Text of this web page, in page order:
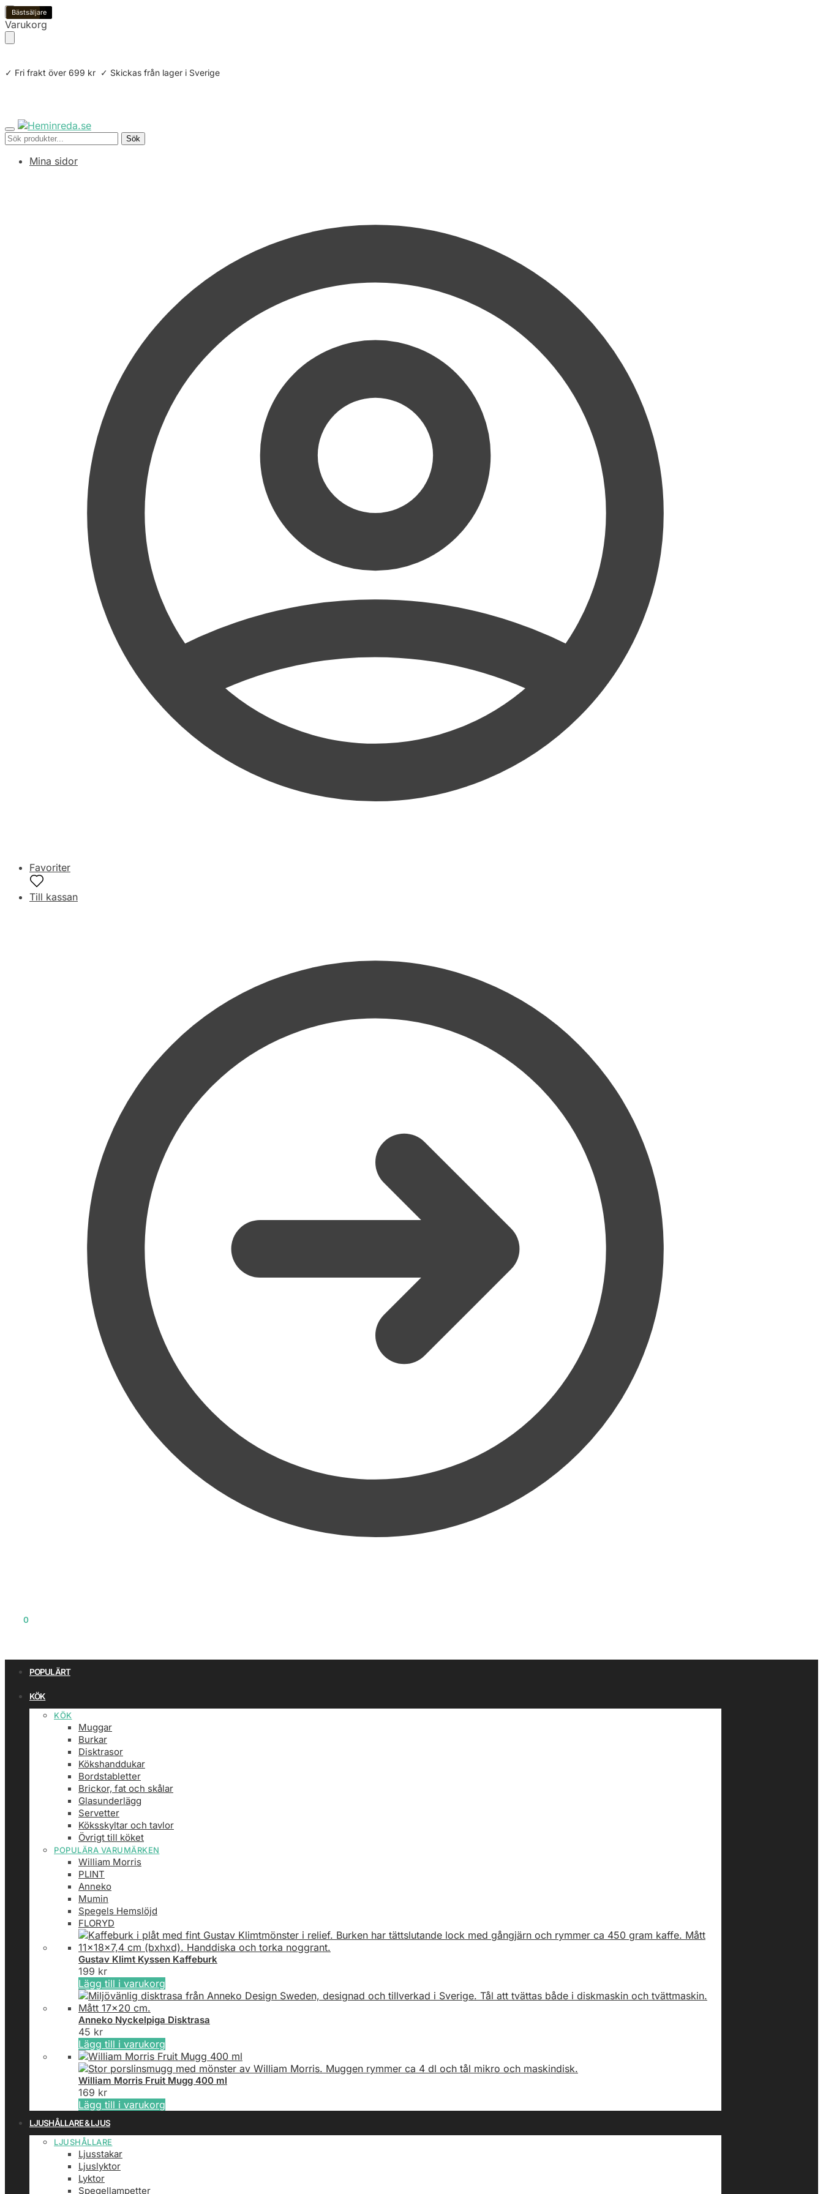
Skip
to
Skip
to
Varukorg
✓ Fri frakt över 699 kr ✓ Skickas från lager i Sverige
Sök
Sök
Mina sidor
Favoriter
Till kassan
0
POPULÄRT
KÖK
KÖK
Muggar
Burkar
Disktrasor
Kökshanddukar
Bordstabletter
Brickor, fat och skålar
Glasunderlägg
Servetter
Köksskyltar och tavlor
Övrigt till köket
POPULÄRA VARUMÄRKEN
William Morris
PLINT
Anneko
Mumin
Spegels Hemslöjd
FLORYD
Gustav Klimt Kyssen Kaffeburk
199 kr
Lägg till i varukorg
Anneko Nyckelpiga Disktrasa
45 kr
Lägg till i varukorg
William Morris Fruit Mugg 400 ml
169 kr
Lägg till i varukorg
LJUSHÅLLARE & LJUS
LJUSHÅLLARE
Ljusstakar
Ljuslyktor
Lyktor
Spegellampetter
Bästsäljare
3-pack
Återbruk
Bästsäljare
4-pack
6-pack
Bästsäljare